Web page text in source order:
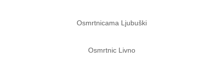
Osmrtnicama Ljubuški
Osmrtnic Livno